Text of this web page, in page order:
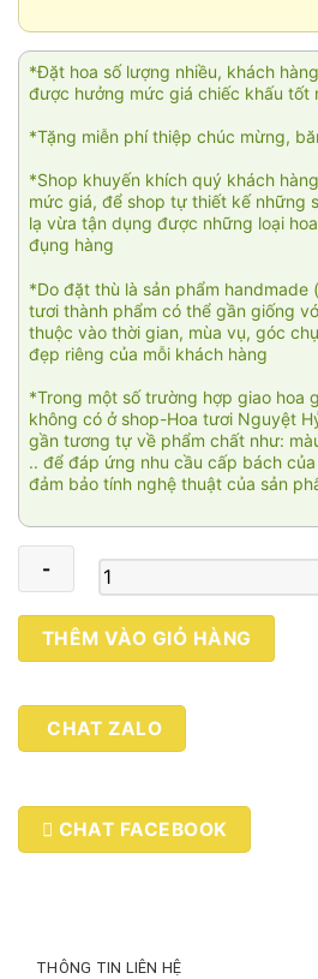
*Đặt hoa số lượng nhiều, khách
được hưởng mức giá chiếc khấu tốt
*Tặng miễn phí thiệp chúc mừng,
*Shop khuyến khích quý khách
mức giá, để shop tự thiết kế những
lạ vừa tận dụng được những loại
đụng hàng
*Do đặt thù là sản phẩm handmade
tươi thành phẩm có thể gần giống
thuộc vào thời gian, mùa vụ, góc
đẹp riêng của mỗi khách hàng
*Trong một số trường hợp giao hoa
không có ở shop-Hoa tươi Nguyệt
gần tương tự về phẩm chất như:
.. để đáp ứng nhu cầu cấp bách
đảm bảo tính nghệ thuật của sản
Nhiệt
huyết
xuân
THÊM VÀO GIỎ HÀNG
CHAT ZALO
CHAT FACEBOOK
THÔNG TIN LIÊN HỆ